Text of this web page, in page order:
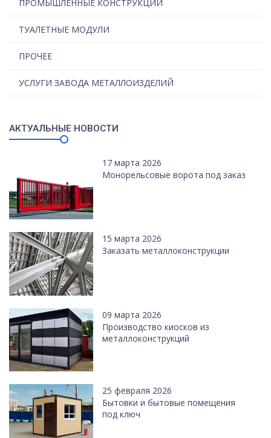
ПРОМЫШЛЕННЫЕ КОНСТРУКЦИИ
ТУАЛЕТНЫЕ МОДУЛИ
ПРОЧЕЕ
УСЛУГИ ЗАВОДА МЕТАЛЛОИЗДЕЛИЙ
АКТУАЛЬНЫЕ НОВОСТИ
17 марта 2026
Монорельсовые ворота под заказ
15 марта 2026
Заказать металлоконструкции
09 марта 2026
Производство киосков из
металлоконструкций
25 февраля 2026
Бытовки и бытовые помещения
под ключ